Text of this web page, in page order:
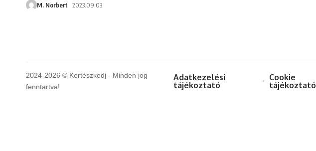
M. Norbert 2023.09.03.
2024-2026 © Kertészkedj - Minden jog
fenntartva!
Adatkezelési
tájékoztató
Cookie
tájékoztató